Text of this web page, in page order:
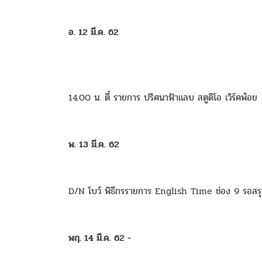
อ. 12 มี.ค. 62
14.00 น. ตี๋ รายการ ปริศนาฟ้าแลบ สตูดิโอ เวิร์คพ้อย
พ. 13 มี.ค. 62
D/N โบว์ พิธีกรรายการ English Time ช่อง 9 รอส
พฤ. 14 มี.ค. 62 -